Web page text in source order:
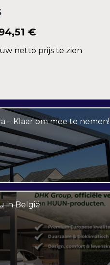
€
netto prijs te zien
– Klaar om mee te nemen!
in België